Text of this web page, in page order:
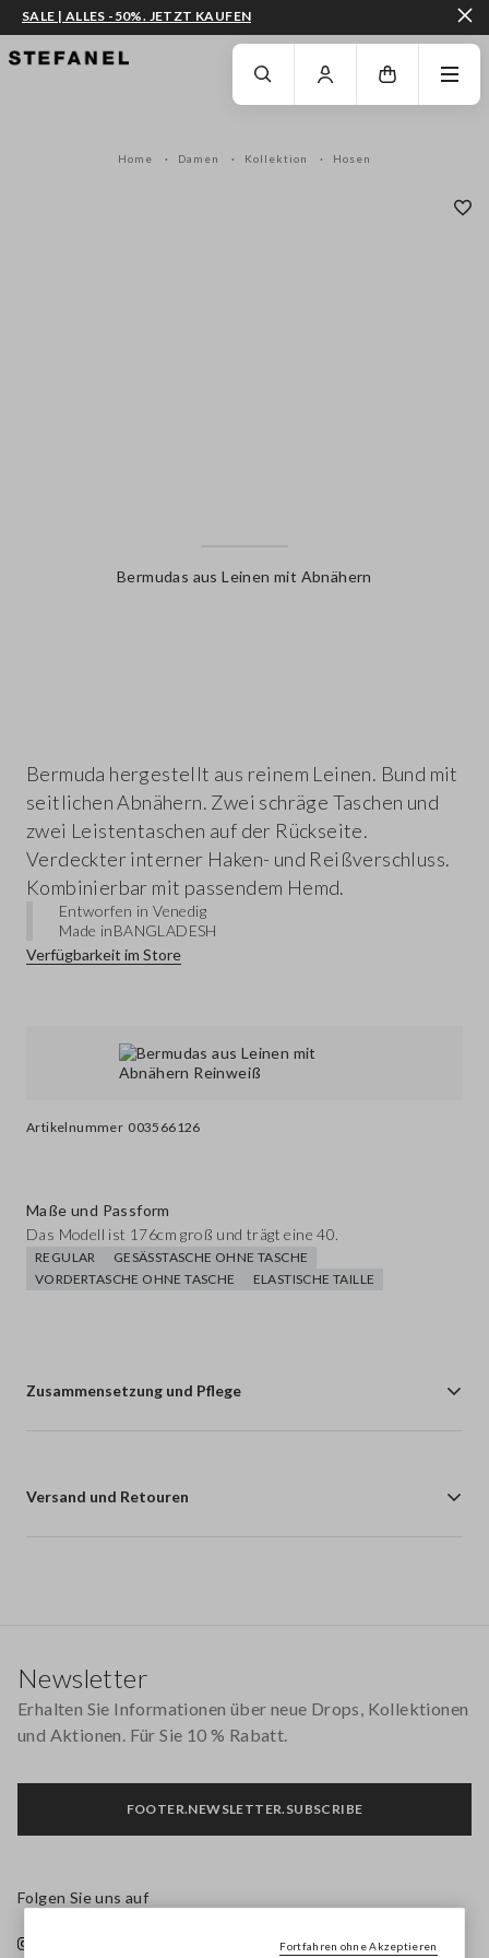
ZUM HAUPTINHALT SPRINGEN GEHEN SIE ZUM ENDE DER SEITE
SALE | ALLES -50%. JETZT KAUFEN
Home Damen Kollektion Hosen
Bermudas aus Leinen mit Abnähern
Artikelnummer 003566126
Bermuda hergestellt aus reinem Leinen. Bund mit
seitlichen Abnähern. Zwei schräge Taschen und
zwei Leistentaschen auf der Rückseite.
Verdeckter interner Haken- und Reißverschluss.
Kombinierbar mit passendem Hemd.
Entworfen in Venedig
Made inBANGLADESH
Verfügbarkeit im Store
Maße und Passform
Das Modell ist 176cm groß und trägt eine 40.
REGULAR
GESÄSSTASCHE OHNE TASCHE
VORDERTASCHE OHNE TASCHE
ELASTISCHE TAILLE
Zusammensetzung und Pflege
Versand und Retouren
Newsletter
Erhalten Sie Informationen über neue Drops, Kollektionen
und Aktionen. Für Sie 10 % Rabatt.
FOOTER.NEWSLETTER.SUBSCRIBE
Folgen Sie uns auf
Fortfahren ohne Akzeptieren